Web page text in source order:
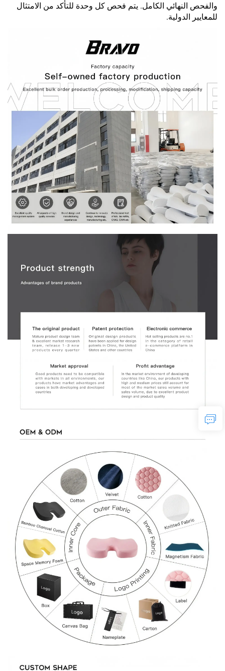
والفحص النهائي الكامل. يتم فحص كل وحدة للتأكد من الامتثال
للمعايير الدولية.